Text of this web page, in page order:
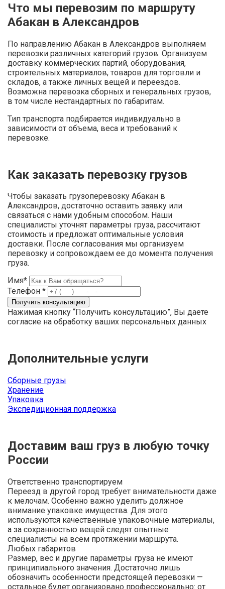
Что мы перевозим по маршруту
Абакан в Александров
По направлению Абакан в Александров выполняем
перевозки различных категорий грузов. Организуем
доставку коммерческих партий, оборудования,
строительных материалов, товаров для торговли и
складов, а также личных вещей и переездов.
Возможна перевозка сборных и генеральных грузов,
в том числе нестандартных по габаритам.
Тип транспорта подбирается индивидуально в
зависимости от объема, веса и требований к
перевозке.
Как заказать перевозку грузов
Чтобы заказать грузоперевозку Абакан в
Александров, достаточно оставить заявку или
связаться с нами удобным способом. Наши
специалисты уточнят параметры груза, рассчитают
стоимость и предложат оптимальные условия
доставки. После согласования мы организуем
перевозку и сопровождаем ее до момента получения
груза.
Имя*
Телефон *
Нажимая кнопку “Получить консультацию”, Вы даете
согласие на обработку ваших персональных данных
Дополнительные услуги
Сборные грузы
Хранение
Упаковка
Экспедиционная поддержка
Доставим ваш груз в любую точку
России
Ответственно транспортируем
Переезд в другой город требует внимательности даже
к мелочам. Особенно важно уделить должное
внимание упаковке имущества. Для этого
используются качественные упаковочные материалы,
а за сохранностью вещей следят опытные
специалисты на всем протяжении маршрута.
Любых габаритов
Размер, вес и другие параметры груза не имеют
принципиального значения. Достаточно лишь
обозначить особенности предстоящей перевозки —
остальное будет организовано профессионально: от